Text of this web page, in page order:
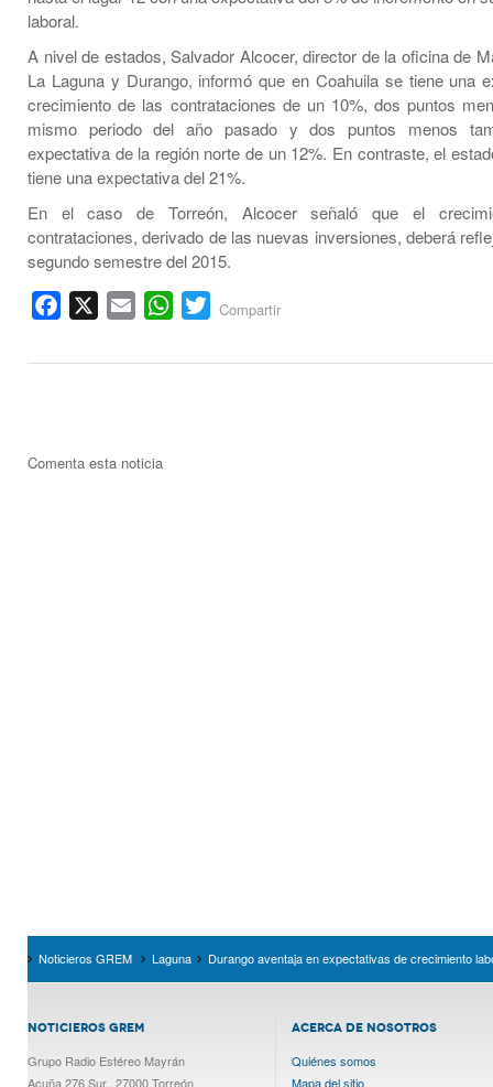
laboral.
A nivel de estados, Salvador Alcocer, director de la oficina de
La Laguna y Durango, informó que en Coahuila se tiene una
crecimiento de las contrataciones de un 10%, dos puntos
mismo periodo del año pasado y dos puntos menos
expectativa de la región norte de un 12%. En contraste, el
tiene una expectativa del 21%.
En el caso de Torreón, Alcocer señaló que el
contrataciones, derivado de las nuevas inversiones, deberá
segundo semestre del 2015.
Facebook Email WhatsApp
Twitter
Compartir
Comenta esta noticia
Noticieros GREM Laguna Durango aventaja en expectativas de crecimiento
NOTICIEROS GREM
Grupo Radio Estéreo Mayrán
Acuña 276 Sur., 27000 Torreón
ACERCA DE NOSOTROS
Quiénes somos
Mapa del sitio